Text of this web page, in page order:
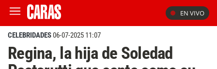
EN VIVO
CELEBRIDADES06-07-2025 11:07
Regina, la hija de Soledad